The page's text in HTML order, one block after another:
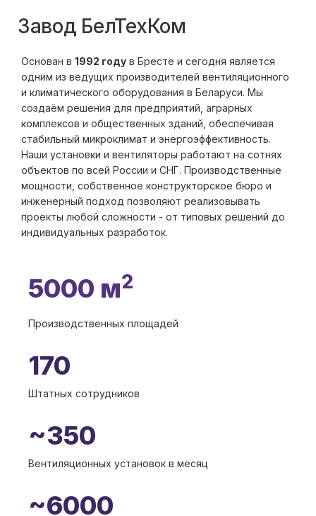
Завод БелТехКом
Основан в 1992 году в Бресте и сегодня является
одним из ведущих производителей вентиляционного
и климатического оборудования в Беларуси. Мы
создаём решения для предприятий, аграрных
комплексов и общественных зданий, обеспечивая
стабильный микроклимат и энергоэффективность.
Наши установки и вентиляторы работают на сотнях
объектов по всей России и СНГ. Производственные
мощности, собственное конструкторское бюро и
инженерный подход позволяют реализовывать
проекты любой сложности - от типовых решений до
индивидуальных разработок.
5000 м2
Производственных площадей
170
Штатных сотрудников
~350
Вентиляционных установок в месяц
~6000